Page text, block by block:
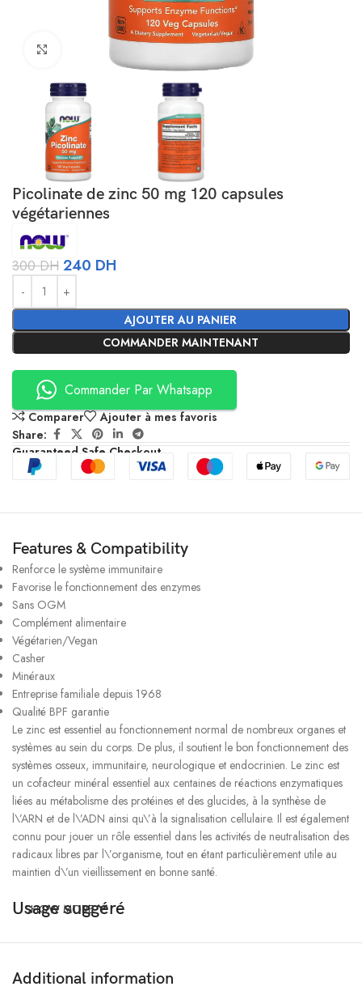
Picolinate de zinc 50 mg 120 capsules
végétariennes
300DH 240 DH
AJOUTER AU PANIER
COMMANDER MAINTENANT
Alternative:
Commander Par Whatsapp
Comparer
Ajouter à mes favoris
Share:
Guaranteed Safe Checkout
Features & Compatibility
Renforce le système immunitaire
Favorise le fonctionnement des enzymes
Sans OGM
Complément alimentaire
Végétarien/Vegan
Casher
Minéraux
Entreprise familiale depuis 1968
Qualité BPF garantie
Le zinc est essentiel au fonctionnement normal de nombreux organes et
systèmes au sein du corps. De plus, il soutient le bon fonctionnement des
systèmes osseux, immunitaire, neurologique et endocrinien. Le zinc est
un cofacteur minéral essentiel aux centaines de réactions enzymatiques
liées au métabolisme des protéines et des glucides, à la synthèse de
l\’ARN et de l\’ADN ainsi qu\’à la signalisation cellulaire. Il est également
connu pour jouer un rôle essentiel dans les activités de neutralisation des
radicaux libres par l\’organisme, tout en étant particulièrement utile au
maintien d\’un vieillissement en bonne santé.
Usage suggéré
Prenez 1 capsule par jour au cours d\’un repas.
Autres ingrédients
SHOW MORE
Additional information